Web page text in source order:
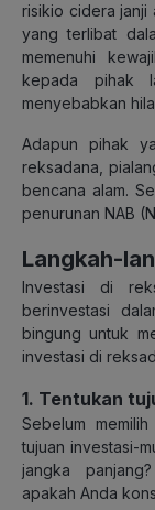
risikio cidera janji
yang terlibat
memenuhi
kepada pihak
menyebabkan
Adapun pihak
reksadana,
bencana alam.
penurunan NAB
Langkah-
Investasi di
berinvestasi
bingung untuk
investasi di
1. Tentukan
Sebelum
tujuan investasi-
jangka
apakah Anda